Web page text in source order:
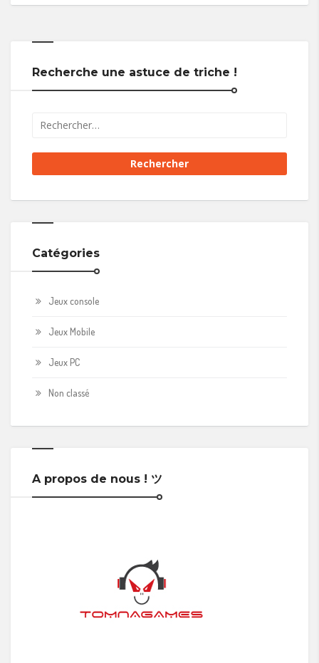
Recherche une astuce de triche !
Catégories
Jeux console
Jeux Mobile
Jeux PC
Non classé
A propos de nous ! ツ